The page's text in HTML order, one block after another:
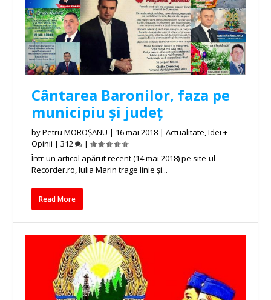
Cântarea Baronilor, faza pe
municipiu și județ
byPetru MOROȘANU | 16 mai 2018 |Actualitate,Idei +
Opinii |312
|
Într-un articol apărut recent (14 mai 2018) pe site-ul
Recorder.ro, Iulia Marin trage linie și...
Read More